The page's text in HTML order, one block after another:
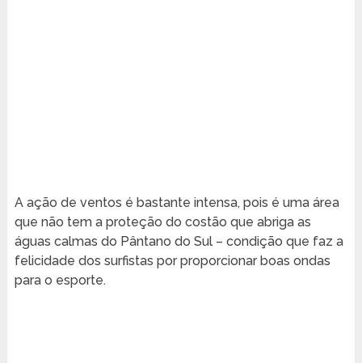
A ação de ventos é bastante intensa, pois é uma área
que não tem a proteção do costão que abriga as
águas calmas do Pântano do Sul – condição que faz a
felicidade dos surfistas por proporcionar boas ondas
para o esporte.